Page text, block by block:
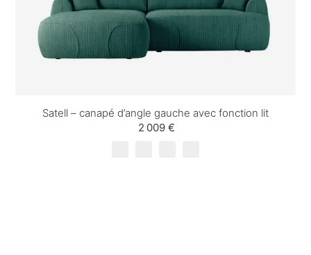
Satell – canapé d’angle gauche avec fonction lit
2 009 €